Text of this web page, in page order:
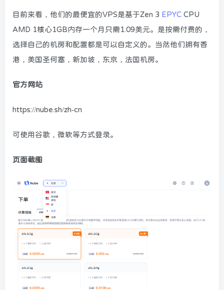
目前来看，他们的最便宜的VPS是基于Zen 3 EPYC CPU
AMD 1核心1GB内存一个月只需1.09美元。是按需付费的，
选择自己的机房和配置都是可以自定义的。当然他们拥有香
港，美国圣何塞，新加坡，东京，法国机房。
官方网站
https://nube.sh/zh-cn
可使用谷歌，微软等方式登录。
页面截图